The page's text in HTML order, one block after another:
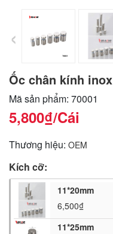
‹
Ốc chân kính inox
Mã sản phẩm: 70001
5,800₫/Cái
Thương hiệu: OEM
Kích cỡ:
11*20mm
6,500₫
11*25mm